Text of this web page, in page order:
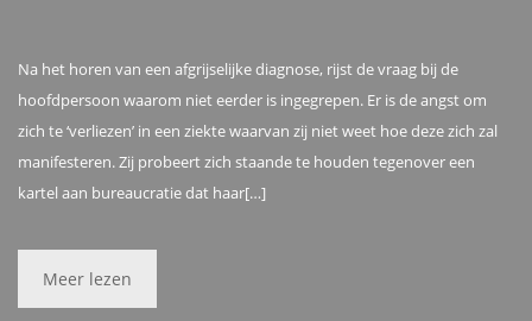
Na het horen van een afgrijselijke diagnose, rijst de vraag bij de
hoofdpersoon waarom niet eerder is ingegrepen. Er is de angst om
zich te ‘verliezen’ in een ziekte waarvan zij niet weet hoe deze zich zal
manifesteren. Zij probeert zich staande te houden tegenover een
kartel aan bureaucratie dat haar[…]
Meer lezen